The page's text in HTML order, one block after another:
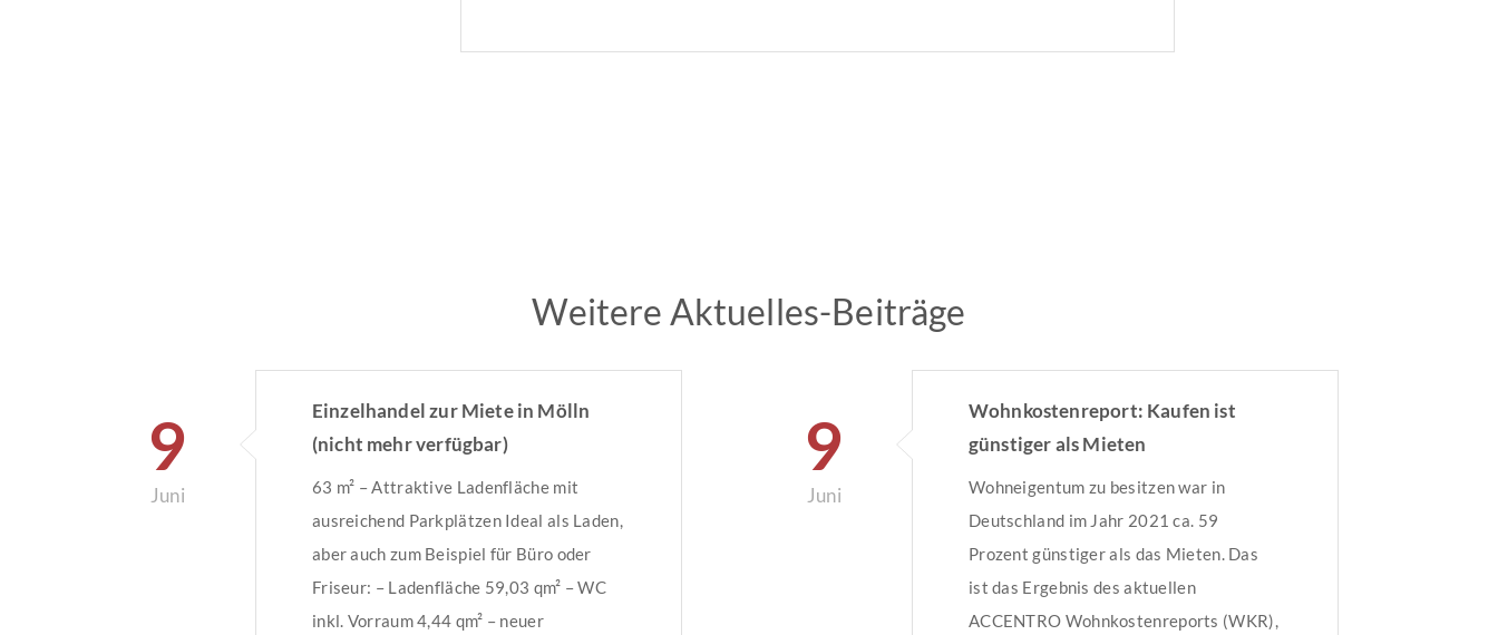
Weitere Aktuelles-Beiträge
9
Juni
Einzelhandel zur Miete in Mölln
(nicht mehr verfügbar)
63 m² – Attraktive Ladenfläche mit
ausreichend Parkplätzen Ideal als Laden,
aber auch zum Beispiel für Büro oder
Friseur: – Ladenfläche 59,03 qm² – WC
inkl. Vorraum 4,44 qm² – neuer
9
Juni
Wohnkostenreport: Kaufen ist
günstiger als Mieten
Wohneigentum zu besitzen war in
Deutschland im Jahr 2021 ca. 59
Prozent günstiger als das Mieten. Das
ist das Ergebnis des aktuellen
ACCENTRO Wohnkostenreports (WKR),